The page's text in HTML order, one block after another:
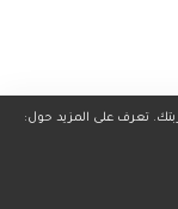
تعرف على المزيد حول: